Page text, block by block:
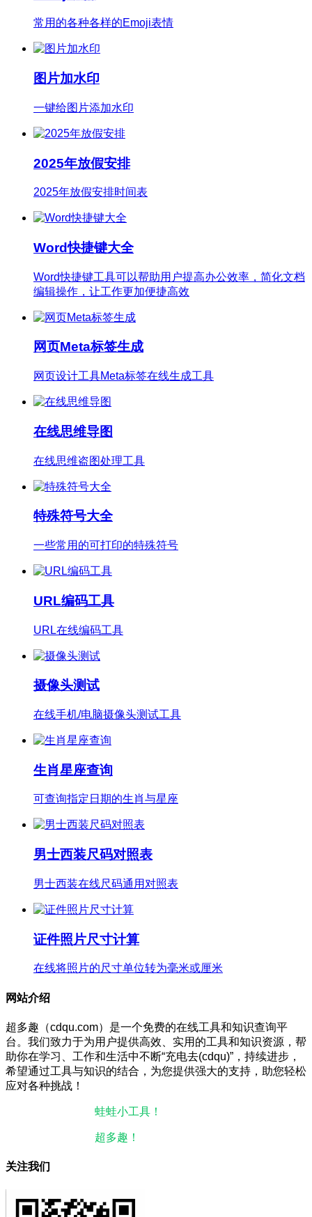
常用的各种各样的Emoji表情
图片加水印
一键给图片添加水印
2025年放假安排
2025年放假安排时间表
Word快捷键大全
Word快捷键工具可以帮助用户提高办公效率，简化文档
编辑操作，让工作更加便捷高效
网页Meta标签生成
网页设计工具Meta标签在线生成工具
在线思维导图
在线思维盗图处理工具
特殊符号大全
一些常用的可打印的特殊符号
URL编码工具
URL在线编码工具
摄像头测试
在线手机/电脑摄像头测试工具
生肖星座查询
可查询指定日期的生肖与星座
男士西装尺码对照表
男士西装在线尺码通用对照表
证件照片尺寸计算
在线将照片的尺寸单位转为毫米或厘米
网站介绍
超多趣（cdqu.com）是一个免费的在线工具和知识查询平
台。我们致力于为用户提供高效、实用的工具和知识资源，帮
助你在学习、工作和生活中不断“充电去(cdqu)”，持续进步，
希望通过工具与知识的结合，为您提供强大的支持，助您轻松
应对各种挑战！
蛙蛙小工具！
超多趣！
关注我们